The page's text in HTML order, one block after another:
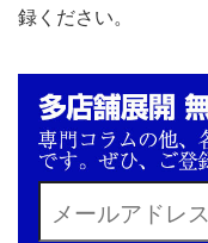
録ください。